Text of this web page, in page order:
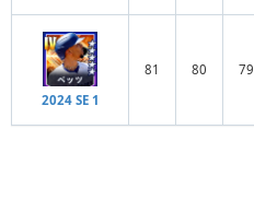
2024 SE 1
81 80 79